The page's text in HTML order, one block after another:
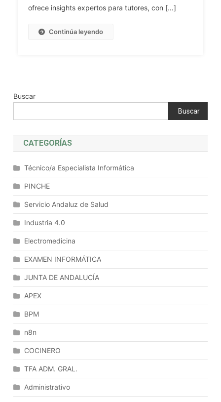
Aplicaciones
ofrece insights expertos para tutores, con […]
Continúa leyendo
Buscar
Buscar
CATEGORÍAS
Técnico/a Especialista Informática
PINCHE
Servicio Andaluz de Salud
Industria 4.0
Electromedicina
EXAMEN INFORMÁTICA
JUNTA DE ANDALUCÍA
APEX
BPM
n8n
COCINERO
TFA ADM. GRAL.
Administrativo